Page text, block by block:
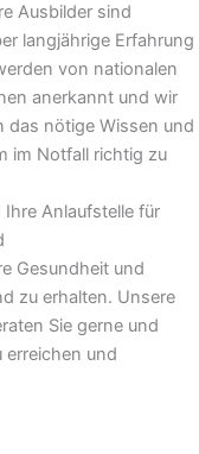
Ausbilder sind
langjährige Erfahrung
von nationalen
anerkannt und wir
das nötige Wissen und
im Notfall richtig zu
Anlaufstelle für
Gesundheit und
zu erhalten. Unsere
Sie gerne und
erreichen und